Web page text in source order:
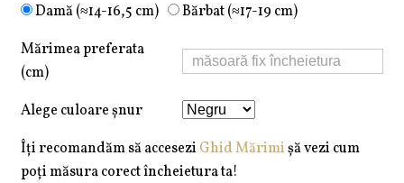
Damă (≈14-16,5 cm)
Bărbat (≈17-19 cm)
Mărimea preferata
(cm)
Alege culoare șnur
Îți recomandăm să accesezi Ghid Mărimișă vezi cum
poți măsura corect încheietura ta!